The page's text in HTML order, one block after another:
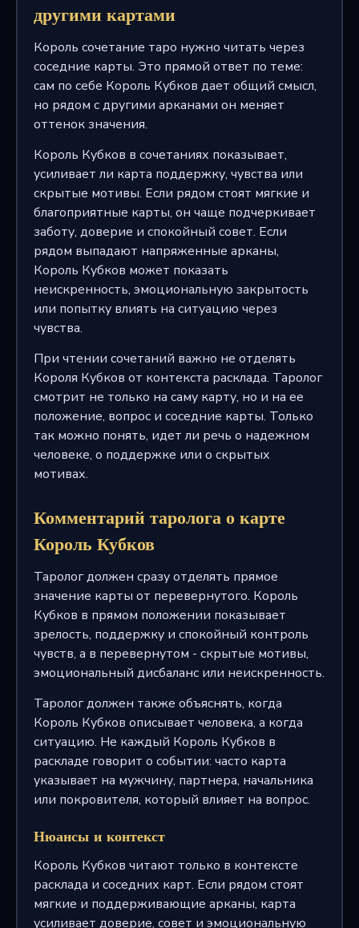
другими картами
Король сочетание таро нужно читать через
соседние карты. Это прямой ответ по теме:
сам по себе Король Кубков дает общий смысл,
но рядом с другими арканами он меняет
оттенок значения.
Король Кубков в сочетаниях показывает,
усиливает ли карта поддержку, чувства или
скрытые мотивы. Если рядом стоят мягкие и
благоприятные карты, он чаще подчеркивает
заботу, доверие и спокойный совет. Если
рядом выпадают напряженные арканы,
Король Кубков может показать
неискренность, эмоциональную закрытость
или попытку влиять на ситуацию через
чувства.
При чтении сочетаний важно не отделять
Короля Кубков от контекста расклада. Таролог
смотрит не только на саму карту, но и на ее
положение, вопрос и соседние карты. Только
так можно понять, идет ли речь о надежном
человеке, о поддержке или о скрытых
мотивах.
Комментарий таролога о карте
Король Кубков
Таролог должен сразу отделять прямое
значение карты от перевернутого. Король
Кубков в прямом положении показывает
зрелость, поддержку и спокойный контроль
чувств, а в перевернутом - скрытые мотивы,
эмоциональный дисбаланс или неискренность.
Таролог должен также объяснять, когда
Король Кубков описывает человека, а когда
ситуацию. Не каждый Король Кубков в
раскладе говорит о событии: часто карта
указывает на мужчину, партнера, начальника
или покровителя, который влияет на вопрос.
Нюансы и контекст
Король Кубков читают только в контексте
расклада и соседних карт. Если рядом стоят
мягкие и поддерживающие арканы, карта
усиливает доверие, совет и эмоциональную